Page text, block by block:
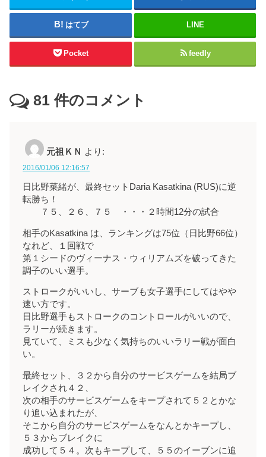
はてブ LINE
Pocket feedly
81 件のコメント
元祖ＫＮ より:
2016/01/06 12:16:57
日比野菜緒が、最終セットDaria Kasatkina (RUS)に逆
転勝ち！
７５、２６、７５ ・・・２時間12分の試合
相手のKasatkina は、ランキングは75位（日比野66位）
なれど、１回戦で
第１シードのヴィーナス・ウィリアムズを破ってきた
調子のいい選手。
ストロークがいいし、サーブも女子選手にしてはやや
速い方です。
日比野選手もストロークのコントロールがいいので、
ラリーが続きます。
見ていて、ミスも少なく気持ちのいいラリー戦が面白
い。
最終セット、３２から自分のサービスゲームを結局ブ
レイクされ４２、
次の相手のサービスゲームをキープされて５２とかな
り追い込まれたが、
そこから自分のサービスゲームをなんとかキープし、
５３からブレイクに
成功して５４。次もキープして、５５のイーブンに追